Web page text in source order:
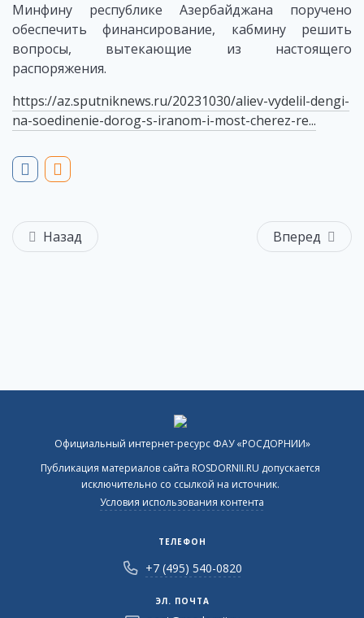
Минфину республике Азербайджана поручено
обеспечить финансирование, кабмину решить
вопросы, вытекающие из настоящего
распоряжения.
https://az.sputniknews.ru/20231030/aliev-vydelil-dengi-
na-soedinenie-dorog-s-iranom-i-most-cherez-re...
Назад Вперед
Официальный интернет-ресурс ФАУ «РОСДОРНИИ»
Публикация материалов сайта ROSDORNII.RU допускается
исключительно со ссылкой на источник.
Условия использования контента
ТЕЛЕФОН
+7 (495) 540-0820
ЭЛ. ПОЧТА